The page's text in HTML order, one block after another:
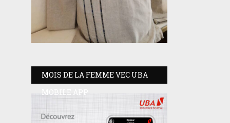
MOIS DE LA FEMME VEC UBA
MOBILE APP